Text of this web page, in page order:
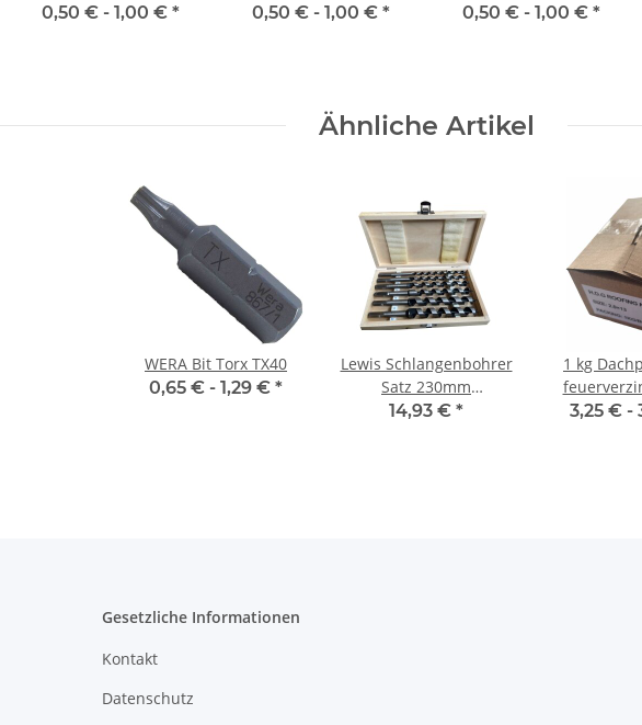
0,50 € - 1,00 € *
0,50 € - 1,00 € *
0,50 € - 1,00 € *
Ähnliche Artikel
WERA Bit Torx TX40
0,65 € - 1,29 € *
Lewis Schlangenbohrer
Satz 230mm
Holzbohrer 10-20 mm 6
14,93 € *
1 kg
3,25 € -
Gesetzliche Informationen
Kontakt
Datenschutz